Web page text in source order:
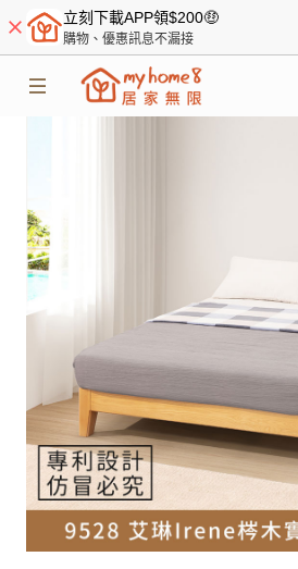
立刻下載APP領$200🤑
購物、優惠訊息不漏接